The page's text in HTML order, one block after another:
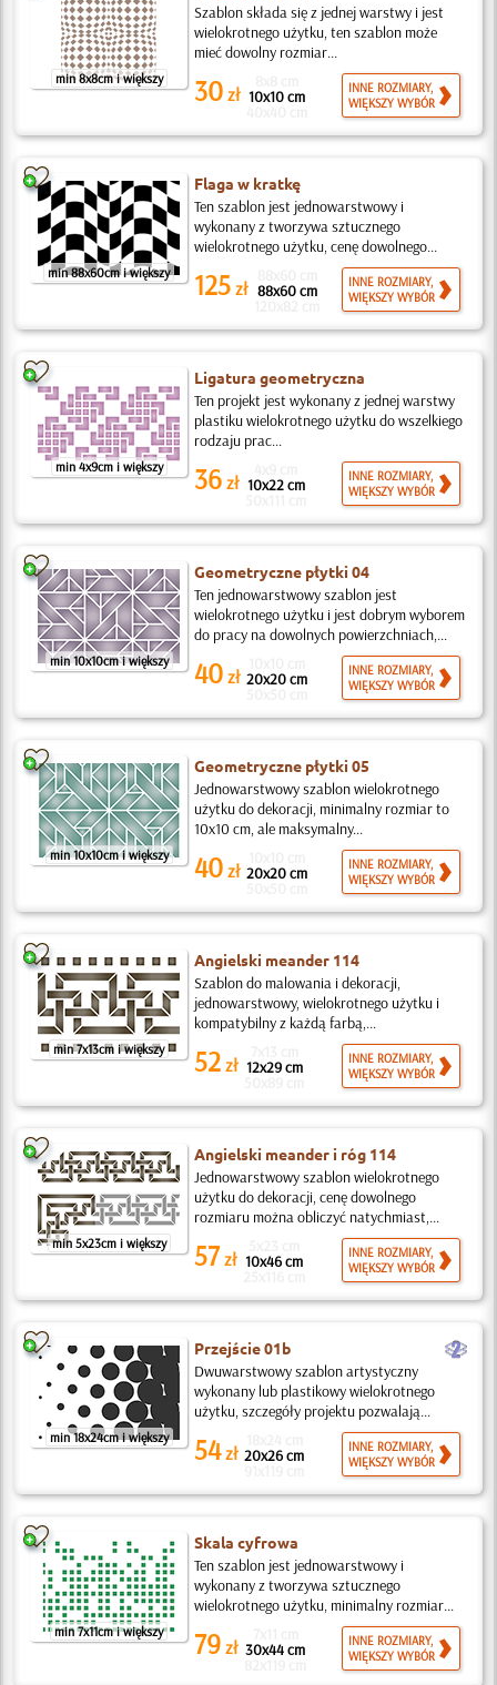
min 8x8cm i większy
Szablon składa się z jednej warstwy i jest
wielokrotnego użytku, ten szablon może
mieć dowolny rozmiar...
30 zł 10x10 cm
INNE ROZMIARY,
WIĘKSZY WYBÓR
min 88x60cm i większy
Flaga w kratkę
Ten szablon jest jednowarstwowy i
wykonany z tworzywa sztucznego
wielokrotnego użytku, cenę dowolnego...
125 zł 88x60 cm
INNE ROZMIARY,
WIĘKSZY WYBÓR
min 4x9cm i większy
Ligatura geometryczna
Ten projekt jest wykonany z jednej warstwy
plastiku wielokrotnego użytku do wszelkiego
rodzaju prac...
36 zł 10x22 cm
INNE ROZMIARY,
WIĘKSZY WYBÓR
min 10x10cm i większy
Geometryczne płytki 04
Ten jednowarstwowy szablon jest
wielokrotnego użytku i jest dobrym wyborem
do pracy na dowolnych powierzchniach,...
40 zł 20x20 cm
INNE ROZMIARY,
WIĘKSZY WYBÓR
min 10x10cm i większy
Geometryczne płytki 05
Jednowarstwowy szablon wielokrotnego
użytku do dekoracji, minimalny rozmiar to
10x10 cm, ale maksymalny...
40 zł 20x20 cm
INNE ROZMIARY,
WIĘKSZY WYBÓR
min 7x13cm i większy
Angielski meander 114
Szablon do malowania i dekoracji,
jednowarstwowy, wielokrotnego użytku i
kompatybilny z każdą farbą,...
52 zł 12x29 cm
INNE ROZMIARY,
WIĘKSZY WYBÓR
min 5x23cm i większy
Angielski meander i róg 114
Jednowarstwowy szablon wielokrotnego
użytku do dekoracji, cenę dowolnego
rozmiaru można obliczyć natychmiast,...
57 zł 10x46 cm
INNE ROZMIARY,
WIĘKSZY WYBÓR
min 18x24cm i większy
Przejście 01b b
Dwuwarstwowy szablon artystyczny
wykonany lub plastikowy wielokrotnego
użytku, szczegóły projektu pozwalają...
54zł 20x26 cm
INNE ROZMIARY,
WIĘKSZY WYBÓR
min 7x11cm i większy
Skala cyfrowa
Ten szablon jest jednowarstwowy i
wykonany z tworzywa sztucznego
wielokrotnego użytku, minimalny rozmiar...
79 zł 30x44 cm
INNE ROZMIARY,
WIĘKSZY WYBÓR